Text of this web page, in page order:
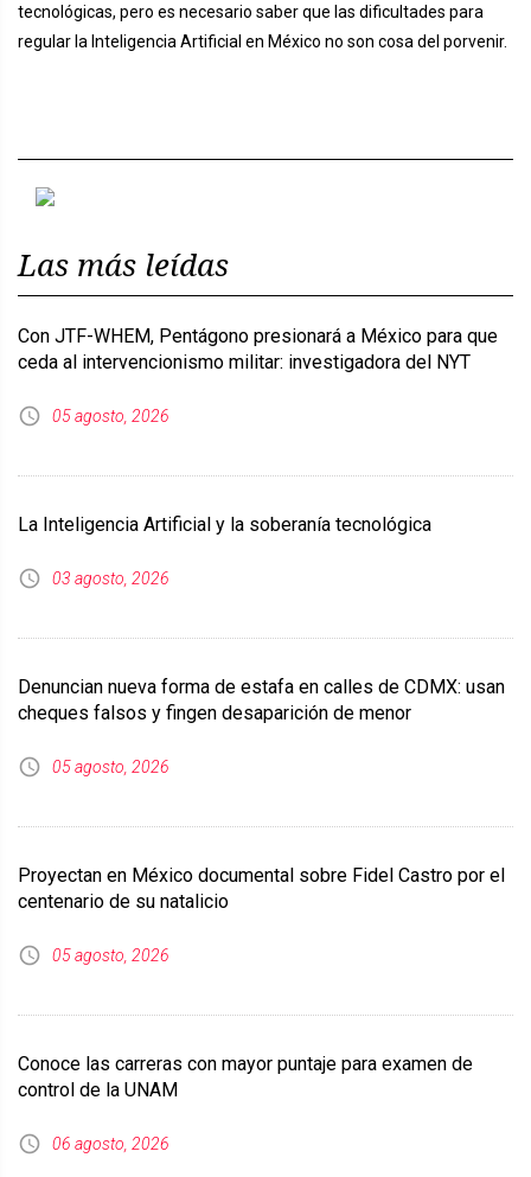
tecnológicas, pero es necesario saber que las dificultades para
regular la Inteligencia Artificial en México no son cosa del porvenir.
Las más leídas
Con JTF-WHEM, Pentágono presionará a México para que
ceda al intervencionismo militar: investigadora del NYT
05 agosto, 2026
La Inteligencia Artificial y la soberanía tecnológica
03 agosto, 2026
Denuncian nueva forma de estafa en calles de CDMX: usan
cheques falsos y fingen desaparición de menor
05 agosto, 2026
Proyectan en México documental sobre Fidel Castro por el
centenario de su natalicio
05 agosto, 2026
Conoce las carreras con mayor puntaje para examen de
control de la UNAM
06 agosto, 2026